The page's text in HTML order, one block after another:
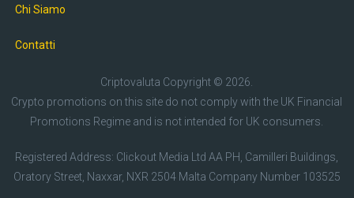
Chi Siamo
Contatti
Criptovaluta Copyright © 2026.
Crypto promotions on this site do not comply with the UK Financial
Promotions Regime and is not intended for UK consumers.
Registered Address: Clickout Media Ltd AA PH, Camilleri Buildings,
Oratory Street, Naxxar, NXR 2504 Malta Company Number 103525